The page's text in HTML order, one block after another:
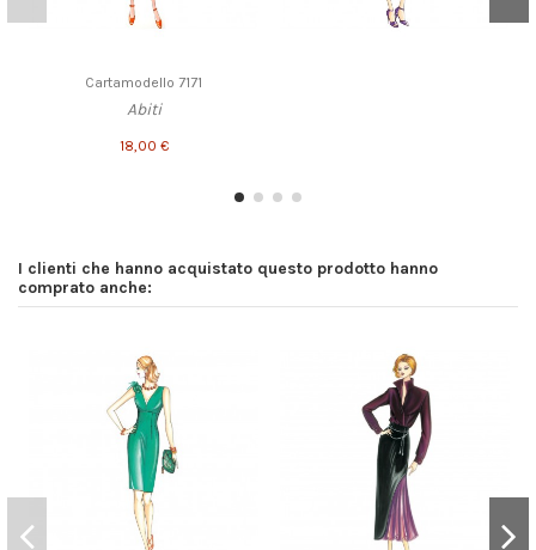
Cartamodello 7171
Abiti
18,00 €
I clienti che hanno acquistato questo prodotto hanno
comprato anche: